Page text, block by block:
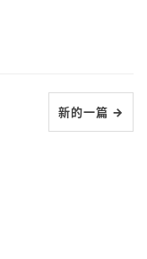
新的一篇 →